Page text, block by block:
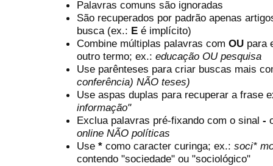
Palavras comuns são ignoradas
São recuperados por padrão apenas
busca (ex.: E é implícito)
Combine múltiplas palavras com OU para
outro termo; ex.: educação OU pesquisa
Use parênteses para criar buscas mais
conferência) NÃO teses)
Use aspas duplas para recuperar a frase
informação"
Exclua palavras pré-fixando com o sinal -
online NÃO políticas
Use * como caracter curinga; ex.: soci*
contendo "sociedade" ou "sociológico"